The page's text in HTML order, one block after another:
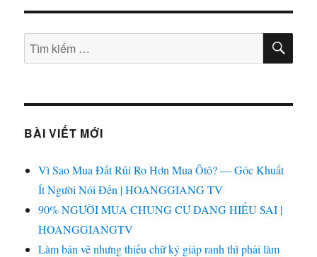
Tìm
kiếm:
TÌM
BÀI VIẾT MỚI
Vì Sao Mua Đất Rủi Ro Hơn Mua Ôtô? — Góc Khuất
Ít Người Nói Đến | HOANGGIANG TV
90% NGƯỜI MUA CHUNG CƯ ĐANG HIỂU SAI |
HOANGGIANGTV
Làm bản vẽ nhưng thiếu chữ ký giáp ranh thì phải làm